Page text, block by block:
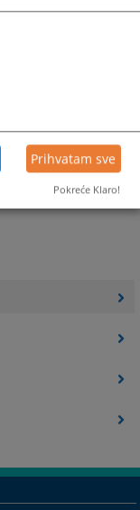
Prihvatam sve
Pokreće Klaro!